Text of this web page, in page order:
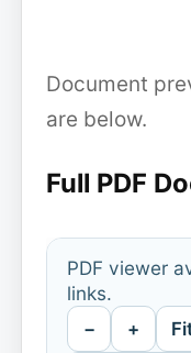
Document
are below.
Full PDF
PDF viewer
links.
− +